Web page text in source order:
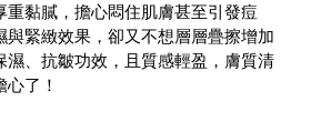
重黏膩，擔心悶住肌膚甚至引發痘
與緊緻效果，卻又不想層層疊擦增加
濕、抗皺功效，且質感輕盈，膚質清
了！